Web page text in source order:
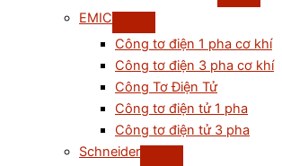
EMIC
Công tơ điện 1 pha cơ khí
Công tơ điện 3 pha cơ khí
Công Tơ Điện Tử
Công tơ điện tử 1 pha
Công tơ điện tử 3 pha
Schneider